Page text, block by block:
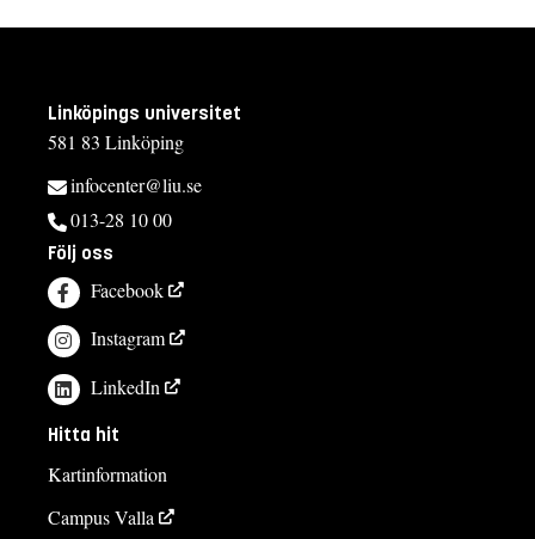
Linköpings universitet
581 83 Linköping
infocenter@liu.se
013-28 10 00
Följ oss
Facebook
Instagram
LinkedIn
Hitta hit
Kartinformation
Campus Valla